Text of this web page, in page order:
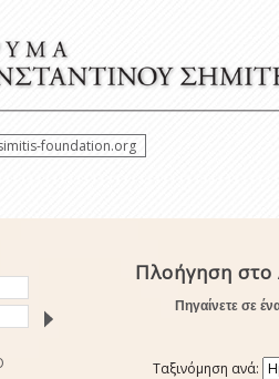
foundation.org
Πλοήγηση
Πηγαίνετε σε
Ταξινόμηση ανά: